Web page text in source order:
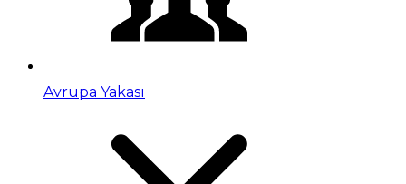
Avrupa Yakası